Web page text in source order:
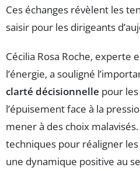
Ces échanges révèlent les
saisir pour les dirigeants
Cécilia Rosa Roche, experte
l’énergie, a souligné
clarté décisionnelle pour
l’épuisement face à la
mener à des choix
techniques pour réaligner
une dynamique positive au